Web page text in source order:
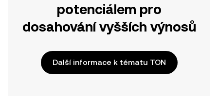
potenciálem pro
dosahování vyšších výnosů
Další informace k tématu TON